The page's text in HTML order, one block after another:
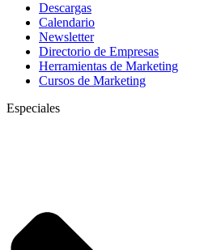
Descargas
Calendario
Newsletter
Directorio de Empresas
Herramientas de Marketing
Cursos de Marketing
Especiales